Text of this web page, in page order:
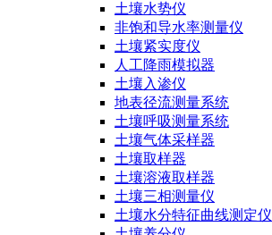
土壤水势仪
非饱和导水率测量仪
土壤紧实度仪
人工降雨模拟器
土壤入渗仪
地表径流测量系统
土壤呼吸测量系统
土壤气体采样器
土壤取样器
土壤溶液取样器
土壤三相测量仪
土壤水分特征曲线测定仪